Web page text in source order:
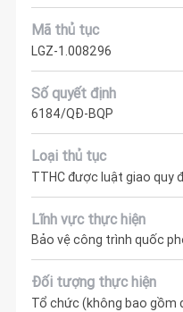
Mã thủ tục
LGZ-1.008296
Số quyết định
6184/QĐ-BQP
Loại thủ tục
TTHC được luật giao quy
Lĩnh vực thực hiện
Bảo vệ công trình quốc
Đối tượng thực hiện
Tổ chức (không bao gồm